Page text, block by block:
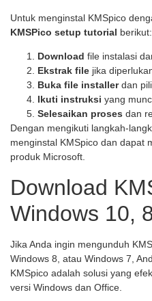
Untuk menginstal KMSpico
KMSPico setup tutorial berikut:
Download file instalasi
Ekstrak file jika
Buka file installerdan
Ikuti instruksi yang
Selesaikan proses dan
Dengan mengikuti langkah-
menginstal KMSpico dan dapat
produk Microsoft.
Download
Windows 10,
Jika Anda ingin mengunduh
Windows 8, atau Windows 7,
KMSpico adalah solusi yang
versi Windows dan Office.